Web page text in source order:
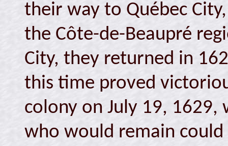
their way to Québec
the Côte-de-Beaupré
City, they returned in
this time proved
colony on July 19,
who would remain